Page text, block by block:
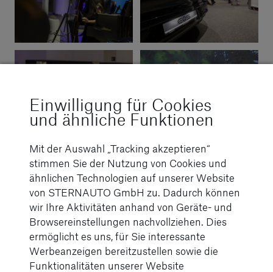
Einwilligung für Cookies
und ähnliche Funktionen
Mit der Auswahl „Tracking akzeptieren“
stimmen Sie der Nutzung von Cookies und
ähnlichen Technologien auf unserer Website
von STERNAUTO GmbH zu. Dadurch können
wir Ihre Aktivitäten anhand von Geräte- und
Browsereinstellungen nachvollziehen. Dies
ermöglicht es uns, für Sie interessante
Werbeanzeigen bereitzustellen sowie die
Funktionalitäten unserer Website